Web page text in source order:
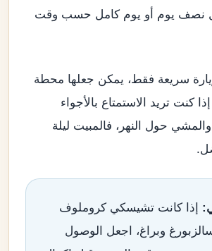
نصف يوم أو يوم كامل حسب وقت
سريعة فقط، يمكن جعلها محطة
كنت تريد الاستمتاع بالأجواء
والمشي حول النهر، فالمبيت ليلة
إذا كانت تشيسكي كروملوف
وبراغ، اجعل الوصول